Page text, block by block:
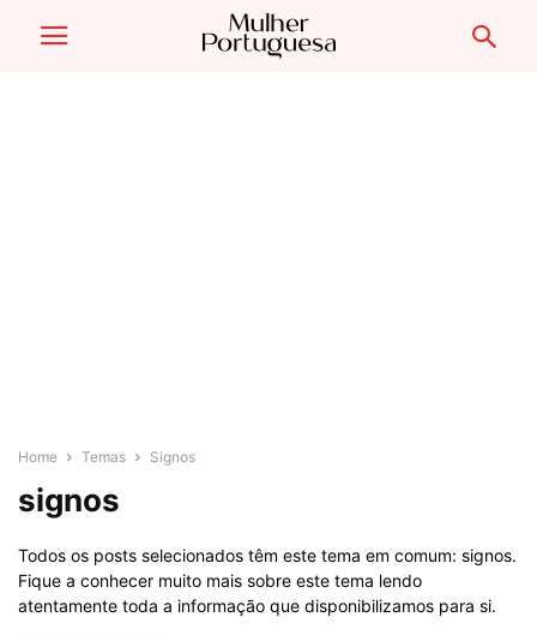
Home Temas Signos
signos
Todos os posts selecionados têm este tema em comum: signos.
Fique a conhecer muito mais sobre este tema lendo
atentamente toda a informação que disponibilizamos para si.